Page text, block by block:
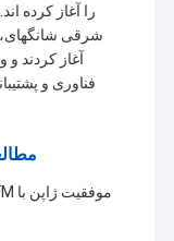
را آغاز کرده
آغاز کردند
1996 در خدمات
محصولات، برنامه